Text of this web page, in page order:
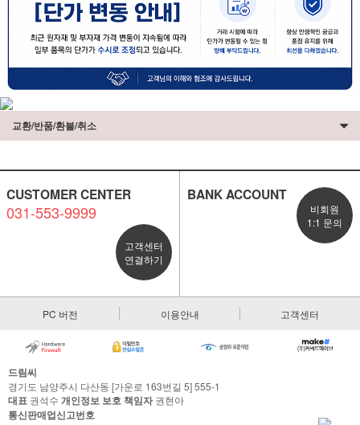
교환/반품/환불/취소
CUSTOMER CENTER
031-553-9999
고객센터
연결하기
BANK ACCOUNT
비회원
1:1 문의
PC 버전 이용안내 고객센터
드림씨
경기도 남양주시 다산동 [가운로 163번길 5] 555-1
대표 권석수 개인정보 보호 책임자권현아
통신판매업신고번호